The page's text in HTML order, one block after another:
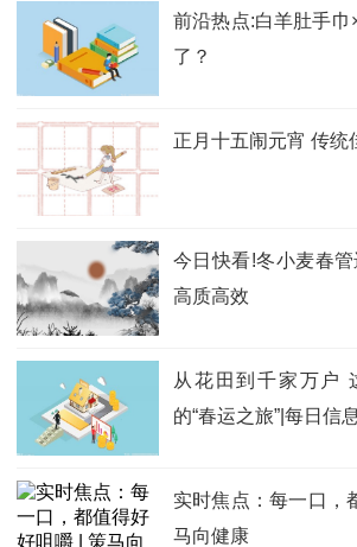
前沿热点:白羊肚手巾
了？
正月十五闹元宵 传统
今日快看!冬小麦春
高质高效
从花田到千家万户
的“春运之旅”|每日信息
实时焦点：每一口，
马向健康